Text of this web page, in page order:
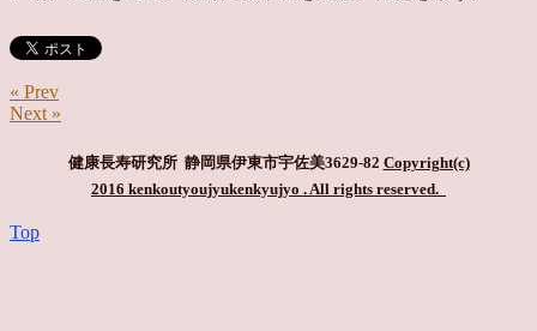
« Prev
Next »
健康長寿研究所 静岡県伊東市宇佐美3629-82 Copyright(c)
2016 kenkoutyoujyukenkyujyo . All rights reserved.
Top